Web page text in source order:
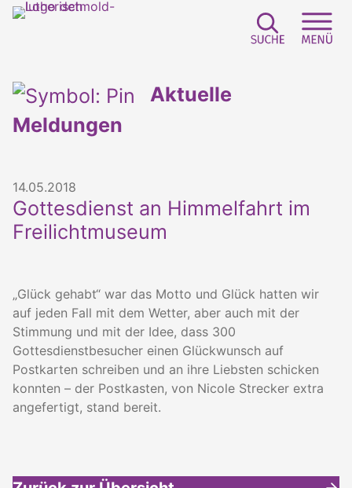
Aktuelle
Meldungen
14.05.2018
Gottesdienst an Himmelfahrt im
Freilichtmuseum
„Glück gehabt“ war das Motto und Glück hatten wir
auf jeden Fall mit dem Wetter, aber auch mit der
Stimmung und mit der Idee, dass 300
Gottesdienstbesucher einen Glückwunsch auf
Postkarten schreiben und an ihre Liebsten schicken
konnten – der Postkasten, von Nicole Strecker extra
angefertigt, stand bereit.